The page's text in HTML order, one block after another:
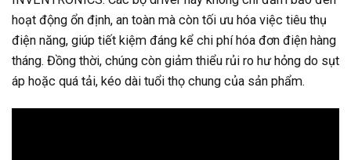
hoạt động ổn định, an toàn mà còn tối ưu hóa việc tiêu thụ
điện năng, giúp tiết kiệm đáng kể chi phí hóa đơn điện hàng
tháng. Đồng thời, chúng còn giảm thiểu rủi ro hư hỏng do sụt
áp hoặc quá tải, kéo dài tuổi thọ chung của sản phẩm.